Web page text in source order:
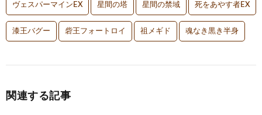
ヴェスパーマインEX 星間の塔 星間の禁域 死をあやす者EX
漆王バグー 砦王フォートロイ 祖メギド 魂なき黒き半身
関連する記事